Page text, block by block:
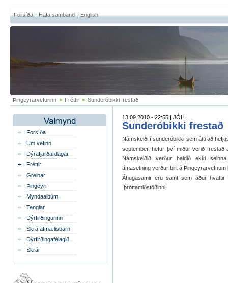
Forsíða Hafa samband English
Þingeyrarvefurinn > Fréttir > Sunderóbikki frestað
Forsíða
Um vefinn
Dýrafjarðardagar
Fréttir
Greinar
Þingeyri
Myndaalbúm
Tenglar
Dýrfirðingurinn
Skrá afmælisbarn
Dýrfirðingafélagið
Skrár
13.09.2010 - 22:55 | JÓH
Sunderóbikki frestað
Námskeiði í sunderóbikki sem átti að
september, hefur því miður verið frestað
Námskeiðið verður haldið ekki
tímasetning verður birt á
Áhugasamir eru samt sem áður
Íþróttamiðstöðinni.